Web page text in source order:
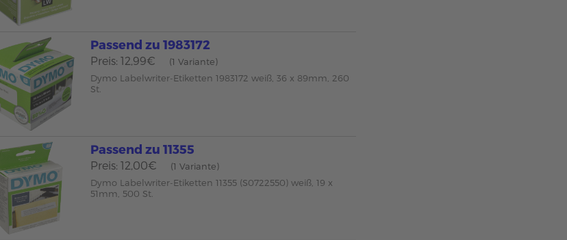
Passend zu 1983172
Preis: 12,99€
(1 Variante)
Dymo Labelwriter-Etiketten 1983172 weiß, 36 x 89mm, 260
St.
Passend zu 11355
Preis: 12,00€
(1 Variante)
Dymo Labelwriter-Etiketten 11355 (S0722550) weiß, 19 x
51mm, 500 St.